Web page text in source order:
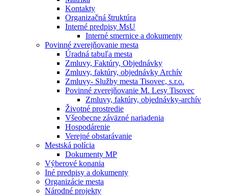
Kontakty
Organizačná štruktúra
Interné predpisy MsU
Interné smernice a dokumenty
Povinné zverejňovanie mesta
Úradná tabuľa mesta
Zmluvy, Faktúry, Objednávky
Zmluvy, faktúry, objednávky Archív
Zmluvy- Služby mesta Tisovec, s.r.o.
Povinné zverejňovanie M. Lesy Tisovec
Zmluvy, faktúry, objednávky-archív
Životné prostredie
Všeobecne záväzné nariadenia
Hospodárenie
Verejné obstarávanie
Mestská polícia
Dokumenty MP
Výberové konania
Iné predpisy a dokumenty
Organizácie mesta
Národné projekty